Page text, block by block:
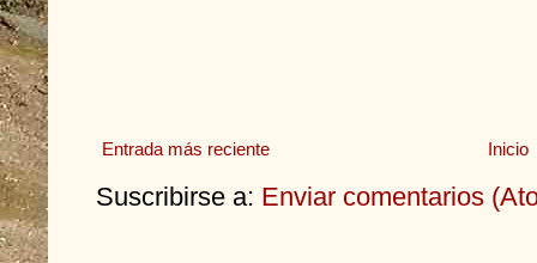
Entrada más reciente Inicio
Suscribirse a: Enviar comentarios